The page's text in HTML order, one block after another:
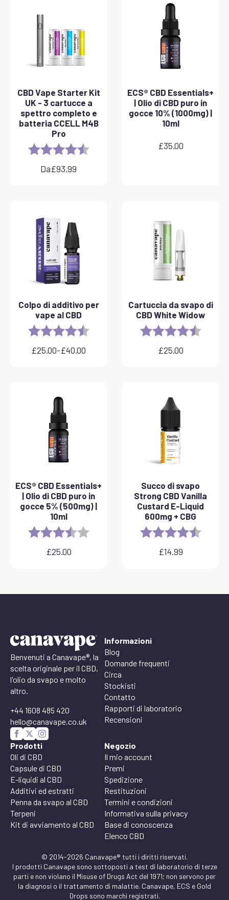
CBD Vape Starter Kit
UK - 3 cartucce a
spettro completo e
batteria CCELL M4B
Pro
Rating: 4.8 out of 5 stars
Da£93.99
ECS® CBD Essentials+
| Olio di CBD puro in
gocce 10% (1000mg) |
10ml
£35.00
Colpo di additivo per
vape al CBD
Rating: 4.8 out of 5 stars
£25.00-£40.00
Fascia
£25.00
£40.00
Cartuccia da svapo di
CBD White Widow
Rating: 4.6 out
£25.00
ECS® CBD Essentials+
| Olio di CBD puro in
gocce 5% (500mg) |
10ml
Rating: 3.8 out of 5 stars
£25.00
Succo di svapo
Strong CBD Vanilla
Custard E-Liquid
600mg + CBG
Rating: 4.6 out
£14.99
Benvenuti a Canavape®, la
scelta originale per il CBD,
l'olio da svapo e molto
altro.
+44 1608 485 420
hello@canavape.co.uk
Informazioni
Blog
Domande frequenti
Circa
Stockisti
Contatto
Rapporti di laboratorio
Recensioni
Prodotti
Oli di CBD
Capsule di CBD
E-liquidi al CBD
Additivi ed estratti
Penna da svapo al CBD
Terpeni
Kit di avviamento al CBD
Negozio
Il mio account
Premi
Spedizione
Restituzioni
Termini e condizioni
Informativa sulla privacy
Base di conoscenza
Elenco CBD
© 2014-2026 Canavape® tutti i diritti riservati.
I prodotti Canavape sono sottoposti a test di laboratorio di terze
parti e non violano il Misuse of Drugs Act del 1971; non servono per
la diagnosi o il trattamento di malattie. Canavape, ECS e Gold
Drops sono marchi registrati.